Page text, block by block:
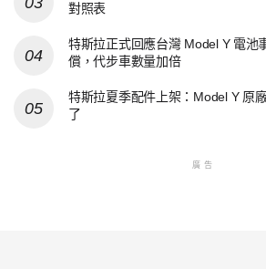
對照表
特斯拉正式回應台灣 Model Y 電池
償，代步車數量加倍
特斯拉夏季配件上架：Model Y 原
了
廣告